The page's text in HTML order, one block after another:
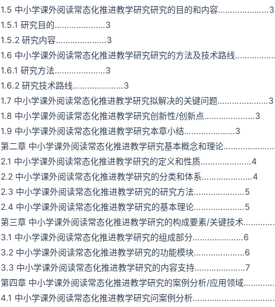
1.5 中小学课外阅读常态化推进教学研究研究的目的和内容…………………3
1.5.1 研究目的…………………3
1.5.2 研究内容…………………3
1.6 中小学课外阅读常态化推进教学研究研究的方法及技术路线
1.6.1 研究方法…………………3
1.6.2 研究技术路线…………………3
1.7 中小学课外阅读常态化推进教学研究拟解决的关键问题…………………3
1.8 中小学课外阅读常态化推进教学研究创新性/创新点…………………3
1.9 中小学课外阅读常态化推进教学研究本章小结…………………3
第二章 中小学课外阅读常态化推进教学研究基本概念和理论
2.1 中小学课外阅读常态化推进教学研究的定义和性质…………………4
2.2 中小学课外阅读常态化推进教学研究的分类和体系…………………4
2.3 中小学课外阅读常态化推进教学研究的研究方法…………………5
2.4 中小学课外阅读常态化推进教学研究的基本理论…………………5
第三章 中小学课外阅读常态化推进教学研究的构成要素/关键技术
3.1 中小学课外阅读常态化推进教学研究的组成部分…………………6
3.2 中小学课外阅读常态化推进教学研究的功能模块…………………6
3.3 中小学课外阅读常态化推进教学研究的内容支持…………………7
第四章 中小学课外阅读常态化推进教学研究的案例分析/应用领域
4.1 中小学课外阅读常态化推进教学研究问案例分析